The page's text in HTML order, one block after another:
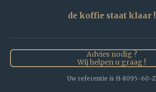
de koffie staat klaar !
Advies nodig ?
Wij helpen u graag !
Uw referentie is H-8095-60-Z